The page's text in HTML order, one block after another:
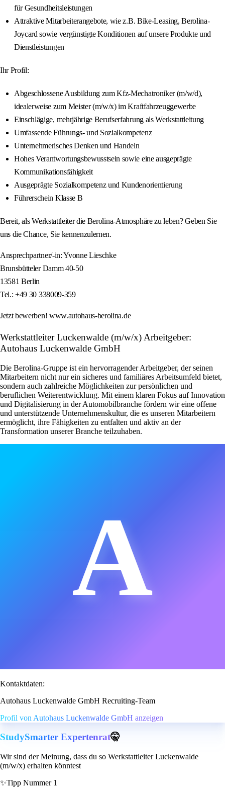
für Gesundheitsleistungen
Attraktive Mitarbeiterangebote, wie z.B. Bike-Leasing, Berolina-
Joycard sowie vergünstigte Konditionen auf unsere Produkte und
Dienstleistungen
Ihr Profil:
Abgeschlossene Ausbildung zum Kfz-Mechatroniker (m/w/d),
idealerweise zum Meister (m/w/x) im Kraftfahrzeuggewerbe
Einschlägige, mehrjährige Berufserfahrung als Werkstattleitung
Umfassende Führungs- und Sozialkompetenz
Unternehmerisches Denken und Handeln
Hohes Verantwortungsbewusstsein sowie eine ausgeprägte
Kommunikationsfähigkeit
Ausgeprägte Sozialkompetenz und Kundenorientierung
Führerschein Klasse B
Bereit, als Werkstattleiter die Berolina-Atmosphäre zu leben? Geben Sie
uns die Chance, Sie kennenzulernen.
Ansprechpartner/-in: Yvonne Lieschke
Brunsbütteler Damm 40-50
13581 Berlin
Tel.: +49 30 338009-359
Jetzt bewerben! www.autohaus-berolina.de
Werkstattleiter Luckenwalde (m/w/x) Arbeitgeber:
Autohaus Luckenwalde GmbH
Die Berolina-Gruppe ist ein hervorragender Arbeitgeber, der seinen
Mitarbeitern nicht nur ein sicheres und familiäres Arbeitsumfeld bietet,
sondern auch zahlreiche Möglichkeiten zur persönlichen und
beruflichen Weiterentwicklung. Mit einem klaren Fokus auf Innovation
und Digitalisierung in der Automobilbranche fördern wir eine offene
und unterstützende Unternehmenskultur, die es unseren Mitarbeitern
ermöglicht, ihre Fähigkeiten zu entfalten und aktiv an der
Transformation unserer Branche teilzuhaben.
A
Kontaktdaten:
Autohaus Luckenwalde GmbH Recruiting-Team
Profil von Autohaus Luckenwalde GmbH anzeigen
StudySmarter Expertenrat🤫
Wir sind der Meinung, dass du so Werkstattleiter Luckenwalde
(m/w/x) erhalten könntest
✨Tipp Nummer 1